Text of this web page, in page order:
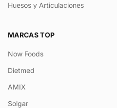
Huesos y Articulaciones
MARCAS TOP
Now Foods
Dietmed
AMIX
Solgar